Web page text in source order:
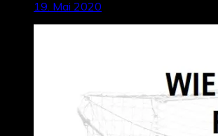
19. Mai 2020